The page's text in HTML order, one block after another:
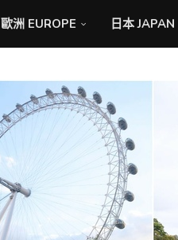
歐洲 EUROPE 日本 JAPAN